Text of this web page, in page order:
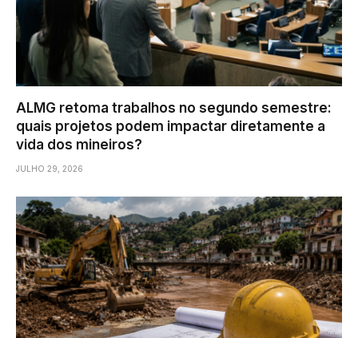
ALMG retoma trabalhos no segundo semestre:
quais projetos podem impactar diretamente a
vida dos mineiros?
JULHO 29, 2026